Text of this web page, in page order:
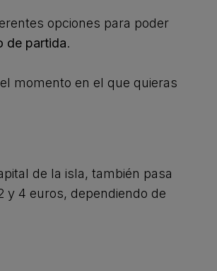
opciones para poder
de partida.
momento en el que quieras
de la isla, también pasa
y 4 euros, dependiendo de